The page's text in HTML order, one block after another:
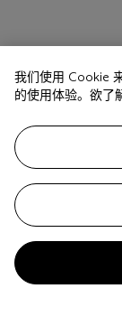
VAN CLEEF
GOLD
估价
USD 50,000 -
成交价
USD 123,480
我们使用 Cookie
的使用体验。欲了